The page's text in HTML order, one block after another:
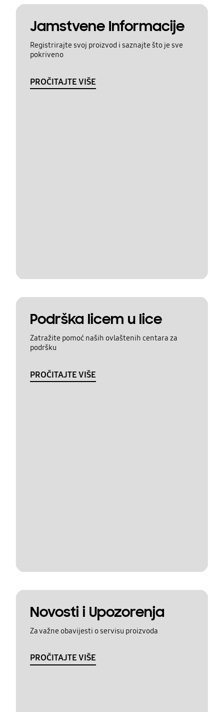
Jamstvene Informacije
Registrirajte svoj proizvod i saznajte što je sve
pokriveno
PROČITAJTE VIŠE
Podrška licem u lice
Zatražite pomoć naših ovlaštenih centara za
podršku
PROČITAJTE VIŠE
Novosti i Upozorenja
Za važne obavijesti o servisu proizvoda
PROČITAJTE VIŠE